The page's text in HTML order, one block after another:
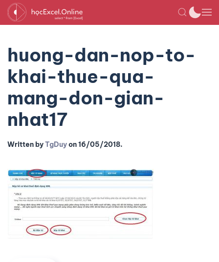
huong-dan-nop-to-
khai-thue-qua-
mang-don-gian-
nhat17
Written byTgDuyon16/05/2018.